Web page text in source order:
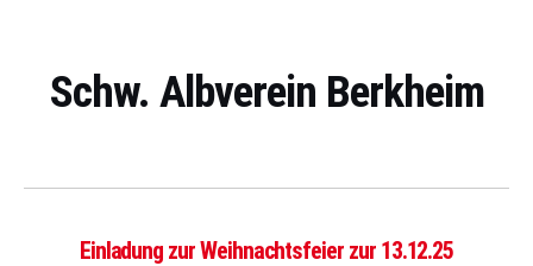
Schw. Albverein Berkheim
Einladung zur Weihnachtsfeier zur 13.12.25